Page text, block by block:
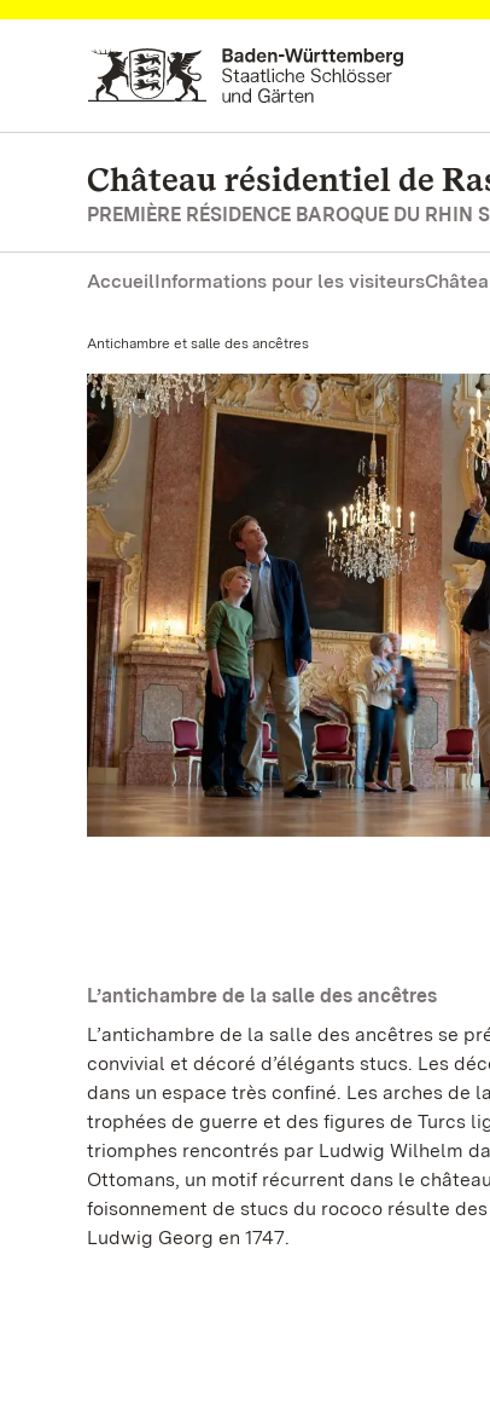
Vers la page d’accueil
Château résidentiel de
PREMIÈRE RÉSIDENCE BAROQUE DU RHIN
AccueilInformations pour les visiteurs
Actuel:
Antichambre et salle des ancêtres
L’antichambre de la salle des ancêtres
L’antichambre de la salle des ancêtres se
convivial et décoré d’élégants stucs. Les
dans un espace très confiné. Les arches de
trophées de guerre et des figures de Turcs
triomphes rencontrés par Ludwig Wilhelm
Ottomans, un motif récurrent dans le
foisonnement de stucs du rococo résulte
Ludwig Georg en 1747.